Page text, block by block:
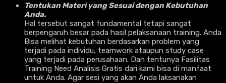
Tentukan Materi yang Sesuai dengan Kebutuhan
Anda.
Hal tersebut sangat fundamental tetapi sangat
berpengaruh besar pada hasil pelaksanaan training. Anda
Bisa melihat kebutuhan berdasarkan problem yang
terjadi pada individu, teamwork ataupun study case
yang terjadi pada perusahaan. Dan tentunya Fasilitas
Training Need Analisis Gratis dari kami bisa di manfaat
untuk Anda. Agar sesi yang akan Anda laksanakan